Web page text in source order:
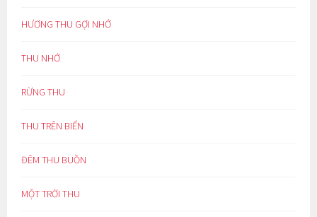
HƯƠNG THU GỢI NHỚ
THU NHỚ
RỪNG THU
THU TRÊN BIỂN
ĐÊM THU BUỒN
MỘT TRỜI THU